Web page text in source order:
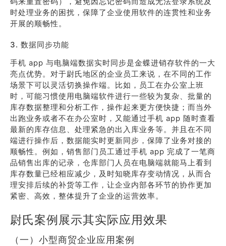
时处理业务的困扰，保障了企业使用软件的连贯性和业务
开展的顺畅性。
3. 数据同步功能
手机 app 与电脑端数据实时同步是金蝶进销存软件的一大
亮点优势。对于尉氏地区的企业员工来说，在不同的工作
场景下可以灵活切换操作端。比如，员工在办公室上班
时，可能习惯使用电脑端软件进行一些较为复杂、批量的
库存数据整理和分析工作，操作起来更方便快捷；而当外
出跑业务或者不在办公室时，又能通过手机 app 随时查看
最新的库存信息、处理紧急的出入库业务等。并且在不同
端进行操作后，数据能实时更新同步，保障了业务对接的
顺畅性。例如，销售部门员工通过手机 app 完成了一笔商
品销售出库的记录，仓库部门人员在电脑端就能马上看到
库存数量已经相应减少，及时知晓库存变动情况，从而合
理安排后续的补货等工作，让企业内部各环节的协作更加
紧密、高效，整体提升了企业的运营效率。
尉氏案例展示其实际应用效果
（一）小型商贸企业应用案例